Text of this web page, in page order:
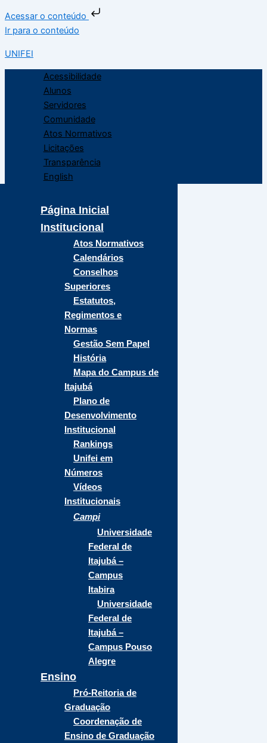
Acessar o conteúdo
Ir para o conteúdo
UNIFEI
Acessibilidade
Alunos
Servidores
Comunidade
Atos Normativos
Licitações
Transparência
English
Página Inicial
Institucional
Atos Normativos
Calendários
Conselhos
Superiores
Estatutos,
Regimentos e
Normas
Gestão Sem Papel
História
Mapa do Campus de
Itajubá
Plano de
Desenvolvimento
Institucional
Rankings
Unifei em
Números
Vídeos
Institucionais
Campi
Universidade
Federal de
Itajubá –
Campus
Itabira
Universidade
Federal de
Itajubá –
Campus Pouso
Alegre
Ensino
Pró-Reitoria de
Graduação
Coordenação de
Ensino de Graduação